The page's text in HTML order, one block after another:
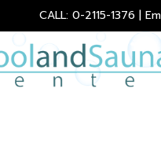
CALL: 0-2115-1376 |